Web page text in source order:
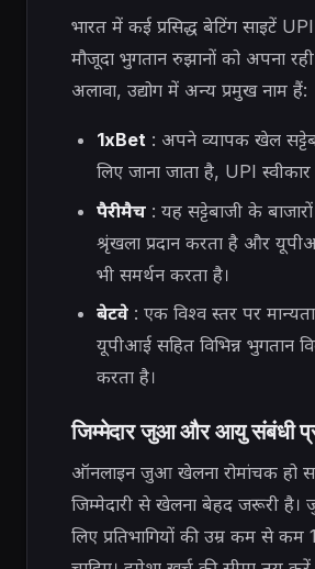
भारत में कई प्रसिद्ध बेटिंग साइटें
मौजूदा भुगतान रुझानों को अपना
अलावा, उद्योग में अन्य प्रमुख नाम हैं:
1xBet: अपने व्यापक खेल
लिए जाना जाता है, UPI
पैरीमैच: यह सट्टेबाजी के
श्रृंखला प्रदान करता है और
भी समर्थन करता है।
बेटवे: एक विश्व स्तर पर मान्यता
यूपीआई सहित विभिन्न भुगतान
करता है।
जिम्मेदार जुआ और आयु संबंधी
ऑनलाइन जुआ खेलना रोमांचक हो
जिम्मेदारी से खेलना बेहद जरूरी
लिए प्रतिभागियों की उम्र कम से कम